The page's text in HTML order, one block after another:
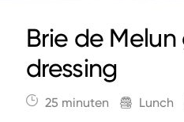
Brie de
dressing
25 minuten Lunch